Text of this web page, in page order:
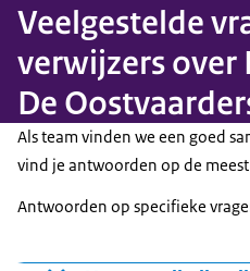
Veelgestelde
verwijzers over
De
Als team vinden we een goed
vind je antwoorden op de
Antwoorden op specifieke